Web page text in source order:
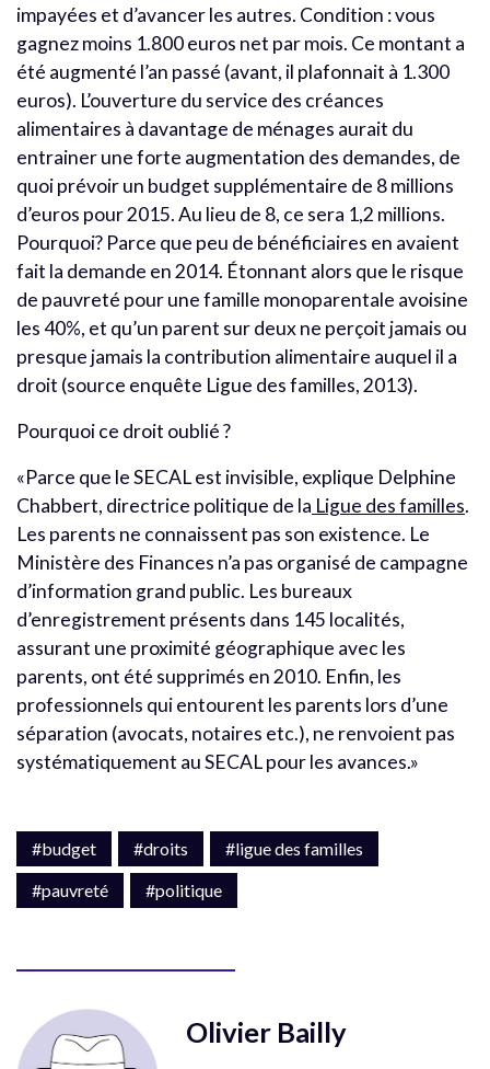
impayées et d’avancer les autres. Condition : vous
gagnez moins 1.800 euros net par mois. Ce montant a
été augmenté l’an passé (avant, il plafonnait à 1.300
euros). L’ouverture du service des créances
alimentaires à davantage de ménages aurait du
entrainer une forte augmentation des demandes, de
quoi prévoir un budget supplémentaire de 8 millions
d’euros pour 2015. Au lieu de 8, ce sera 1,2 millions.
Pourquoi? Parce que peu de bénéficiaires en avaient
fait la demande en 2014. Étonnant alors que le risque
de pauvreté pour une famille monoparentale avoisine
les 40%, et qu’un parent sur deux ne perçoit jamais ou
presque jamais la contribution alimentaire auquel il a
droit (source enquête Ligue des familles, 2013).
Pourquoi ce droit oublié ?
«Parce que le SECAL est invisible, explique Delphine
Chabbert, directrice politique de la Ligue des familles.
Les parents ne connaissent pas son existence. Le
Ministère des Finances n’a pas organisé de campagne
d’information grand public. Les bureaux
d’enregistrement présents dans 145 localités,
assurant une proximité géographique avec les
parents, ont été supprimés en 2010. Enfin, les
professionnels qui entourent les parents lors d’une
séparation (avocats, notaires etc.), ne renvoient pas
systématiquement au SECAL pour les avances.»
#budget #droits
#ligue des familles
#pauvreté
#politique
Olivier Bailly